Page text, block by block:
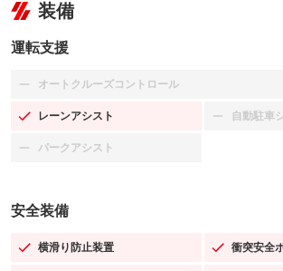
装備
運転支援
オートクルーズコントロール
：装備なし
レーンアシスト
：装備あり 自動駐車
：装備なし
パークアシスト
：装備なし
安全装備
横滑り防止装置
：装備あり 衝突安全
：装備あ